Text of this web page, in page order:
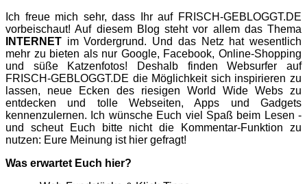
Ich freue mich sehr, dass Ihr auf FRISCH-GEBLOGGT.DE
vorbeischaut! Auf diesem Blog steht vor allem das Thema
INTERNET im Vordergrund. Und das Netz hat wesentlich
mehr zu bieten als nur Google, Facebook, Online-Shopping
und süße Katzenfotos! Deshalb finden Websurfer auf
FRISCH-GEBLOGGT.DE die Möglichkeit sich inspirieren zu
lassen, neue Ecken des riesigen World Wide Webs zu
entdecken und tolle Webseiten, Apps und Gadgets
kennenzulernen. Ich wünsche Euch viel Spaß beim Lesen -
und scheut Euch bitte nicht die Kommentar-Funktion zu
nutzen: Eure Meinung ist hier gefragt!
Was erwartet Euch hier?